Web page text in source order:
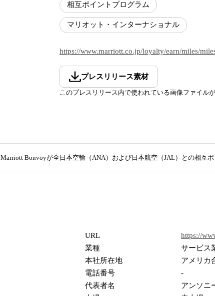
相互ポイントプログラム
マリオット・インターナショナル
https://www.marriott.co.jp/loyalty/earn/miles/
プレスリリース素材
このプレスリリース内で使われている画像ファイル
Marriott Bonvoyが全日本空輸（ANA）および日本航空（JAL）との相互
URL
https://
業種
サービス
本社所在地
アメリカ
電話番号
-
代表者名
アンソニ